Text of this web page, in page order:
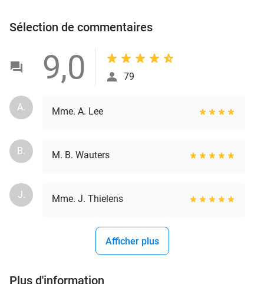
Sélection de commentaires
9,0 79
A. Mme. A. Lee
B. M. B. Wauters
J. Mme. J. Thielens
Afficher plus
Plus d'information